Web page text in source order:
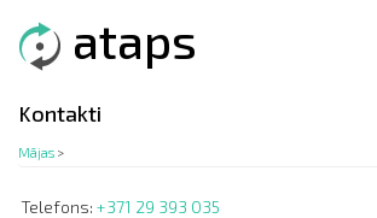
galveno
ataps
Kontakti
Mājas >
Telefons: +371 29 393 035